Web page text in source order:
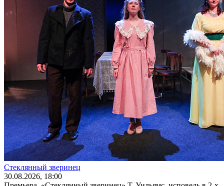
Стеклянный зверинец
30.08.2026, 18:00